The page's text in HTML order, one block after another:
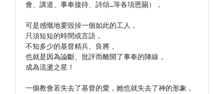
會、講道、事奉接待、詩頌…等各項恩賜），
可是感慨地要毀掉一個如此的工人，
只須短短的時間或言語，
不知多少的基督精兵、良將，
也就是因為論斷、批評而離開了事奉的陣線，
成為流盪之星！
一個教會若失去了基督的愛，她也就失去了神的形象，